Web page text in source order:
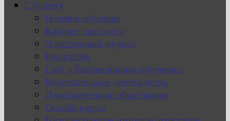
Студенту
Целевое обучение
Кабинет психолога
Электронный журнал
Родителям
Сайт «Дистанционное обучение»
Воспитательная деятельность
Дополнительное образование
Онлайн-курсы